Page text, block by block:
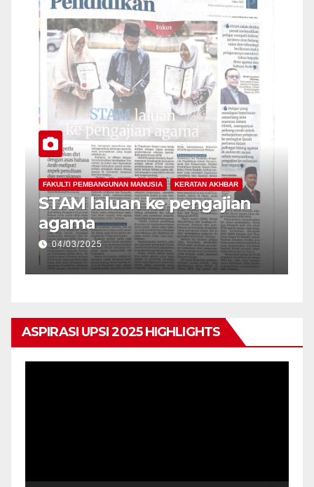
FAKULTI PEMBANGUNAN MANUSIA KERATAN AKHBAR
STAM laluan ke pengajian
agama
04/03/2025
ASPIRASI UPSI 2025 HIGHLIGHTS